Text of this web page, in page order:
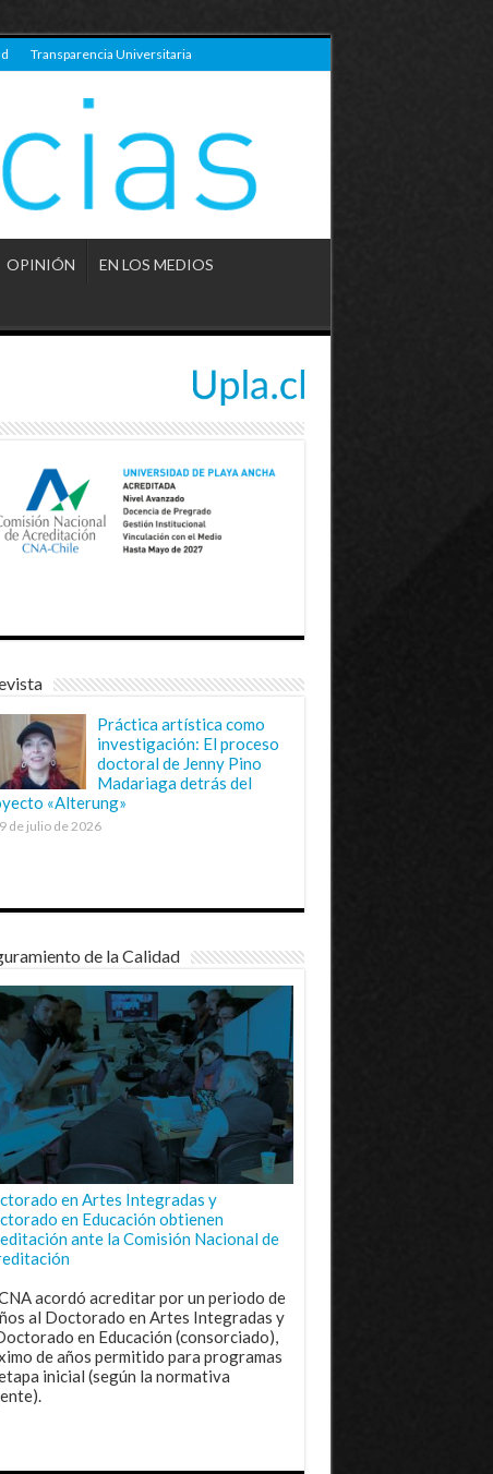
Transparencia Universitaria
OPINIÓN EN LOS MEDIOS
Práctica artística como
investigación: El proceso
doctoral de Jenny Pino
Madariaga detrás del
«Alterung»
de julio de 2026
de la Calidad
en Artes Integradas y
en Educación obtienen
ante la Comisión Nacional de
acordó acreditar por un periodo de
al Doctorado en Artes Integradas y
en Educación (consorciado),
de años permitido para programas
inicial (según la normativa